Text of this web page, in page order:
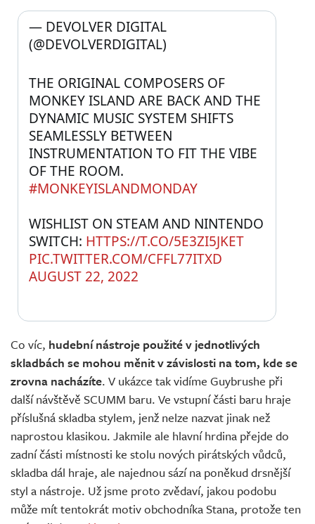
THE ORIGINAL COMPOSERS OF
MONKEY ISLAND ARE BACK AND THE
DYNAMIC MUSIC SYSTEM SHIFTS
SEAMLESSLY BETWEEN
INSTRUMENTATION TO FIT THE VIBE
#MONKEYISLANDMONDAY
WISHLIST ON STEAM AND NINTENDO
SWITCH: HTTPS://T.CO/5E3ZI5JKET
PIC.TWITTER.COM/CFFL77ITXD
— DEVOLVER DIGITAL
(@DEVOLVERDIGITAL)
AUGUST 22, 2022
Co víc, hudební nástroje použité v jednotlivých
skladbách se mohou měnit v závislosti na tom, kde se
zrovna nacházíte. V ukázce tak vidíme Guybrushe při
další návštěvě SCUMM baru. Ve vstupní části baru hraje
příslušná skladba stylem, jenž nelze nazvat jinak než
naprostou klasikou. Jakmile ale hlavní hrdina přejde do
zadní části místnosti ke stolu nových pirátských vůdců,
skladba dál hraje, ale najednou sází na poněkud drsnější
styl a nástroje. Už jsme proto zvědaví, jakou podobu
může mít tentokrát motiv obchodníka Stana, protože ten